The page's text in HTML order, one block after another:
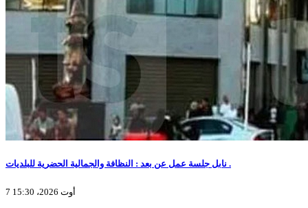
نابل جلسة عمل عن بعد : النظافة والجمالية الحضرية للبلديات .
7 أوت 2026، 15:30